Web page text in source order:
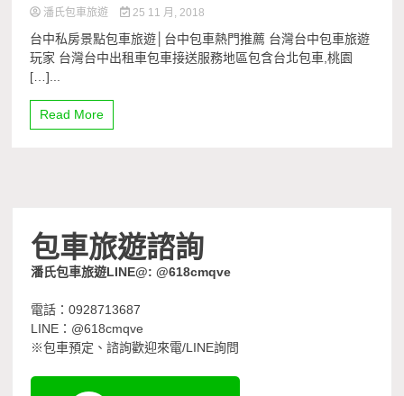
潘氏包車旅遊 25 11 月, 2018
台中私房景點包車旅遊│台中包車熱門推薦 台灣台中包車旅遊
玩家 台灣台中出租車包車接送服務地區包含台北包車,桃園
[…]...
Read More
包車旅遊諮詢
潘氏包車旅遊LINE@: @618cmqve
電話：0928713687
LINE：@618cmqve
※包車預定、諮詢歡迎來電/LINE詢問